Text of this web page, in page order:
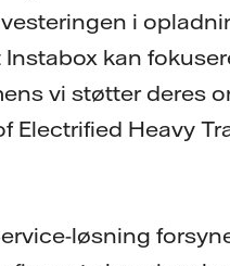
i
Instabox kan
vi støtter deres
Electrified Heavy
løsning